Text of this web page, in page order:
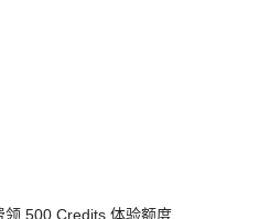
领 500 Credits 体验额度